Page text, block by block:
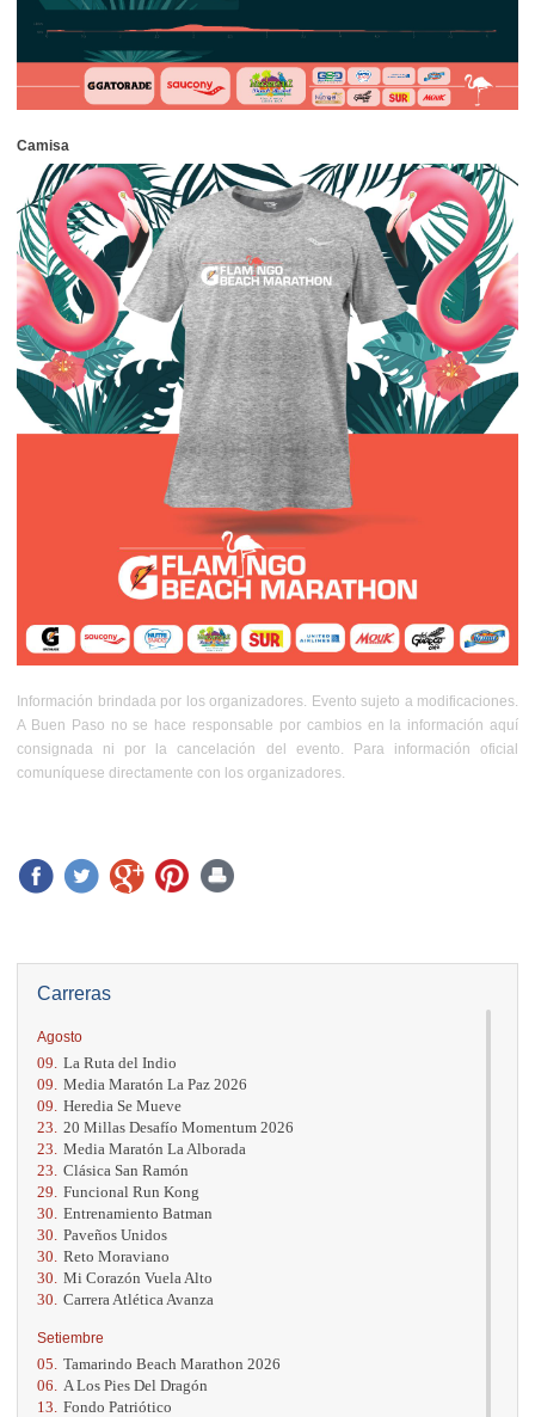
Carreras
Agosto
09. La Ruta del Indio
09. Media Maratón La Paz 2026
09. Heredia Se Mueve
23. 20 Millas Desafío Momentum 2026
23. Media Maratón La Alborada
23. Clásica San Ramón
29. Funcional Run Kong
30. Entrenamiento Batman
30. Paveños Unidos
30. Reto Moraviano
30. Mi Corazón Vuela Alto
30. Carrera Atlética Avanza
Setiembre
05. Tamarindo Beach Marathon 2026
06.
A Los Pies Del Dragón
13. Fondo Patriótico
Camisa
Información brindada por los organizadores. Evento sujeto a modificaciones.
A Buen Paso no se hace responsable por cambios en la información aquí
consignada ni por la cancelación del evento. Para información oficial
comuníquese directamente con los organizadores.